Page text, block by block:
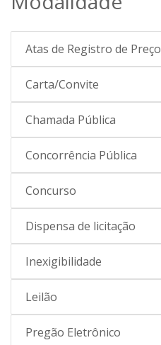
Atas de Registro de Preço
Carta/Convite
Chamada Pública
Concorrência Pública
Concurso
Dispensa de licitação
Inexigibilidade
Leilão
Pregão Eletrônico